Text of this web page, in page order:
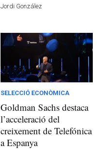
Jordi González
SELECCIÓ ECONÒMICA
Goldman Sachs destaca
l’acceleració del
creixement de Telefónica
a Espanya